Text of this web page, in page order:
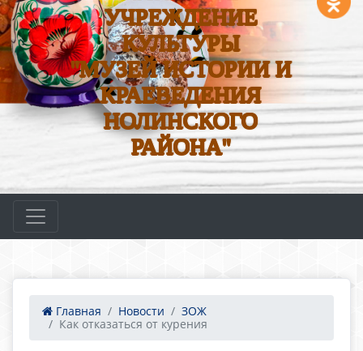
УЧРЕЖДЕНИЕ
КУЛЬТУРЫ
"МУЗЕЙ ИСТОРИИ И
КРАЕВЕДЕНИЯ
НОЛИНСКОГО
РАЙОНА"
Главная Новости
ЗОЖ
Как отказаться от курения